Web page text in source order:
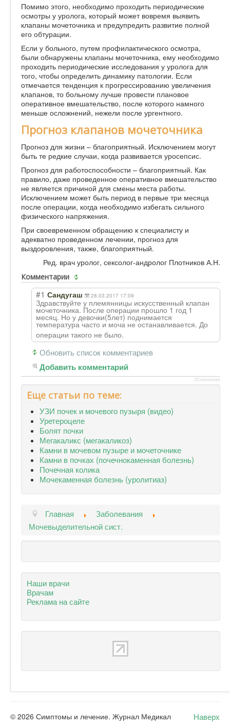
Помимо этого, необходимо проходить периодические
осмотры у уролога, который может вовремя выявить
клапаны мочеточника и предупредить развитие полной
его обтурации.
Если у больного, путем профилактического осмотра,
были обнаружены клапаны мочеточника, ему необходимо
проходить периодические исследования у уролога для
того, чтобы определить динамику патологии. Если
отмечается тенденция к прогрессированию увеличения
клапанов, то больному лучше провести плановое
оперативное вмешательство, после которого намного
меньше осложнений, нежели после ургентного.
Прогноз клапанов мочеточника
Прогноз для жизни – благоприятный. Исключением могут
быть те редкие случаи, когда развивается уросепсис.
Прогноз для работоспособности – благоприятный. Как
правило, даже проведенное оперативное вмешательство
не является причиной для смены места работы.
Исключением может быть период в первые три месяца
после операции, когда необходимо избегать сильного
физического напряжения.
При своевременном обращению к специалисту и
адекватно проведенном лечении, прогноз для
выздоровления, также, благоприятный.
Ред. врач уролог, сексолог-андролог Плотников А.Н.
Комментарии
#1 Сандугаш 28.03.2017 17:09
Здравствуйте у племянницы искусственный клапан
мочеточника. После операции прошло 1 год 1
месяц. Но у девочки(5лет) поднимается
температура часто и моча не останавливается. До
операции такого не было.
Обновить список комментариев
Добавить комментарий
JComments
Еще статьи по теме:
УЗИ почек и мочевого пузыря (видео)
Уретероцеле
Болят почки
Мегакаликс (мегакаликоз)
Камни в мочевом пузыре и мочеточнике
Камни в почках (почечнокаменная болезнь)
Почечная колика
Мочекаменная болезнь (уролитиаз)
Главная
Заболевания
Мочевыделительной сист.
Наши врачи
Врачам
Реклама на сайте
Наверх
© 2026 Симптомы и лечение. Журнал Медикал